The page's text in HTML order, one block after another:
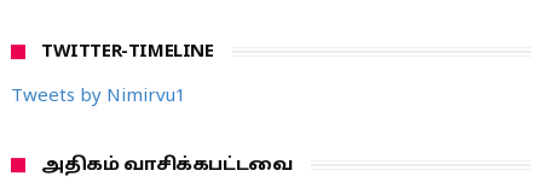
TWITTER-TIMELINE
Tweets by Nimirvu1
அதிகம் வாசிக்கபட்டவை